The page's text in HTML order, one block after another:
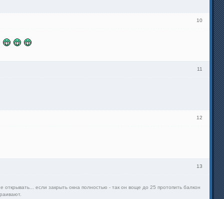
10
11
12
13
если закрыть окна полностью - так он воще до 25 протопить балкон